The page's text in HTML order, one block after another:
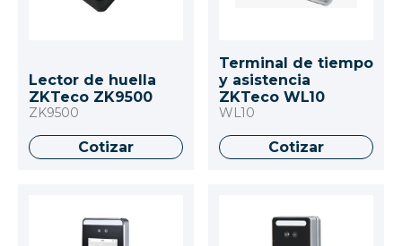
Lector de huella
ZKTeco ZK9500
ZK9500
Cotizar
Terminal de tiempo
y asistencia
ZKTeco WL10
WL10
Cotizar